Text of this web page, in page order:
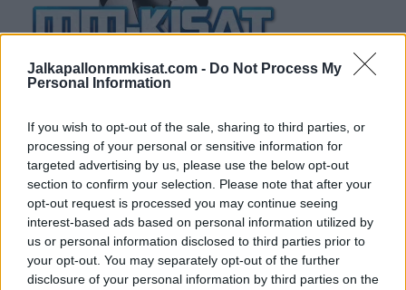
Jalkapallonmmkisat.com - Do Not Process My
Personal Information
If you wish to opt-out of the sale, sharing to third parties, or
processing of your personal or sensitive information for
targeted advertising by us, please use the below opt-out
section to confirm your selection. Please note that after your
opt-out request is processed you may continue seeing
interest-based ads based on personal information utilized by
us or personal information disclosed to third parties prior to
your opt-out. You may separately opt-out of the further
disclosure of your personal information by third parties on the
TUOREIMMAT